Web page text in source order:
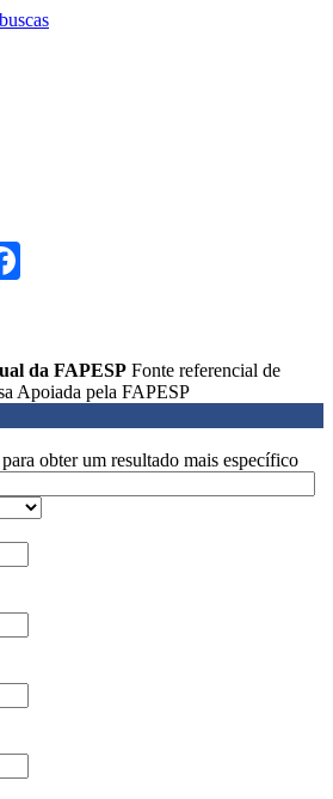
da FAPESP Fonte referencial de
Apoiada pela FAPESP
obter um resultado mais específico